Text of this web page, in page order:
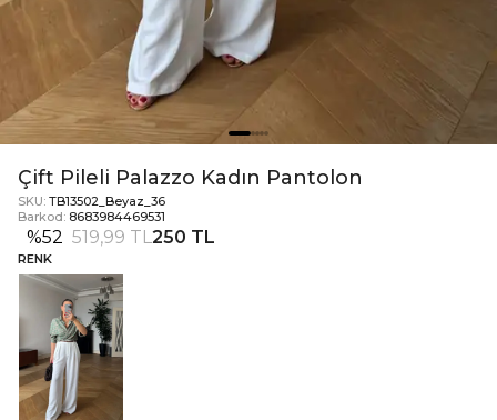
Çift Pileli Palazzo Kadın Pantolon
SKU: TB13502_Beyaz_36
Barkod: 8683984469531
%52 519,99 TL250 TL
RENK